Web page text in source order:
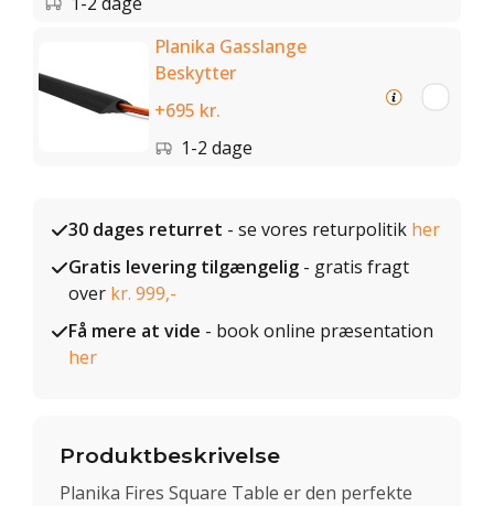
Planika Gasslange
Beskytter
+695 kr.
1-2 dage
30 dages returret - se vores returpolitik her
Gratis levering tilgængelig - gratis fragt
over kr. 999,-
Få mere at vide - book online præsentation
her
Produktbeskrivelse
Planika Fires Square Table er den perfekte